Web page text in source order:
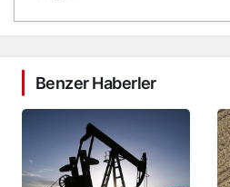
Benzer Haberler